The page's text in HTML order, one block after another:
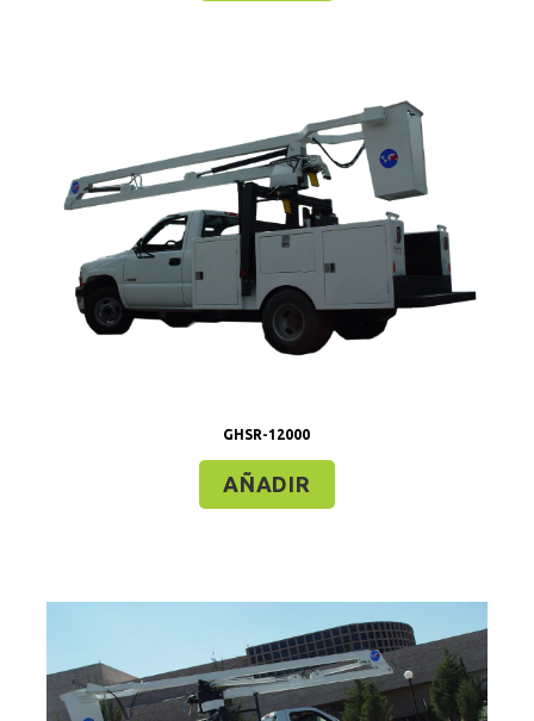
GHSR-12000
AÑADIR